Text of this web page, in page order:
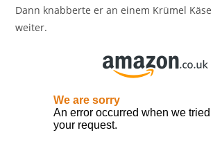
Dann knabberte er an einem Krümel
weiter.